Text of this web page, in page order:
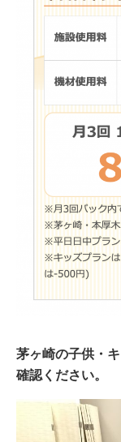
茅ヶ崎の子供・
確認ください。